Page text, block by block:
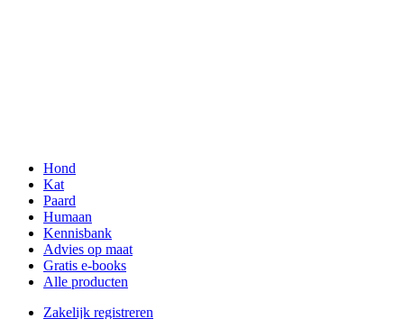
Hond
Kat
Paard
Humaan
Kennisbank
Advies op maat
Gratis e-books
Alle producten
Zakelijk registreren